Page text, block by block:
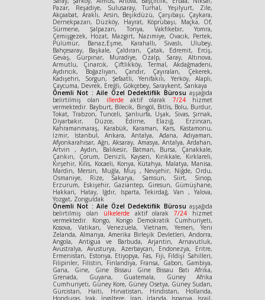
Pazar, Reşadiye, Sulusaray, Turhal, Yeşilyurt, Zile,
Akçaabat, Araklı, Arsin, Beşikdüzü, Çarşıbaşı, Çaykara,
Dernekpazarı, Düzköy, Hayrat, Köprübaşı, Maçka, Of,
Sürmene, Şalpazarı, Tonya, Vakfıkebir, Yomra,
Çemişgezek, Hozat, Mazgirt, Nazımiye, Ovacık, Pertek,
Pülümür, Banaz,Eşme, Karahallı, Sivaslı, Ulubey,
Bahçesaray, Başkale, Çaldıran, Çatak, Edremit, Erciş,
Gevaş, Gürpınar, Muradiye, Özalp, Saray, Altınova,
Armutlu, Çınarcık, Çiftlikköy, Termal, Akdağmadeni,
Aydıncık, Boğazlıyan, Çandır, Çayıralan, Çekerek,
Kadışehri, Sorgun, Şefaatli, Yenifakılı, Yerköy, Alaplı,
Çaycuma, Devrek, Ereğli, Gökçebey, Saraykent, Sarıkaya
Önemli Not : Aile Özel Dedektiflik Bürosu aşşağıda
belirtilmiş olan illerdeaktif olarak 7/24hizmet
vermektedir. Bayburt, Bilecik, Bingöl, Bitlis, Bolu, Burdur,
Tokat, Trabzon, Tunceli, Şanlıurfa, Uşak, Sivas, Şırnak,
Diyarbakır, Düzce, Edirne, Elazığ, Erzincan,
Kahramanmaraş, Karabük, Karaman, Kars, Kastamonu,
İzmir, İstanbul, Ankara, Antalya, Adana, Adıyaman,
Afyonkarahisar, Ağrı, Aksaray, Amasya, Antalya, Ardahan,
Artvin , Aydın, Balıkesir, Batman, Bursa, Çanakkale,
Çankırı, Çorum, Denizli, Kayseri, Kırıkkale, Kırklareli,
Kırşehir, Kilis, Kocaeli, Konya, Kütahya, Malatya, Manisa,
Mardin, Mersin, Muğla, Muş , Nevşehir, Niğde, Ordu,
Osmaniye, Rize, Sakarya, Samsun, Siirt, Sinop,
Erzurum, Eskişehir, Gaziantep, Giresun, Gümüşhane,
Hakkari, Hatay, Iğdır, Isparta, Tekirdağ, Van , Yalova,
Yozgat, Zonguldak
Önemli Not : Aile Özel Dedektiflik Bürosu aşşağıda
belirtilmiş olan ülkelerdeaktif olarak7/24 hizmet
vermektedir. Kongo, Kongo Demokratik Cumhuriyeti,
Kosova, Vatikan, Venezuela, Vietnam, Yemen, Yeni
Zelanda, Almanya, Amerika Birleşik Devletleri, Andorra,
Angola, Antigua ve Barbuda, Arjantin, Arnavutluk,
Avustralya, Avusturya, Azerbaycan, Endonezya, Eritre,
Ermenistan, Estonya, Etiyopya, Fas, Fiji, Fildişi Sahilleri,
Filipinler, Filistin, Finlandiya, Fransa, Gabon, Gambiya,
Gana, Gine, Gine Bissau Gine Bissau Batı Afrika,
Grenada, Guyana, Guatemala, Güney Afrika
Cumhuriyeti, Güney Kore, Güney Osetya, Güney Sudan,
Gürcistan, Haiti, Hırvatistan, Hindistan, Hollanda,
Honduras, Irak, İngiltere, İran, İrlanda, İspanya, İsrail,